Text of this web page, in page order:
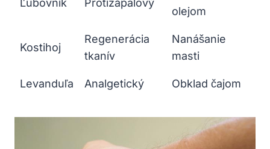
olejom
Kostihoj
Regenerácia
tkanív
Nanášanie
masti
Levanduľa Analgetický Obklad čajom